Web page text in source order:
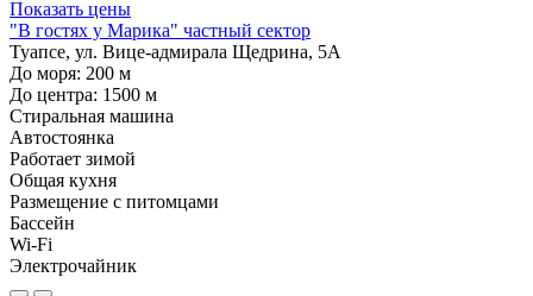
Показать цены
"В гостях у Марика" частный сектор
Туапсе, ул. Вице-адмирала Щедрина, 5А
До моря: 200 м
До центра: 1500 м
Стиральная машина
Автостоянка
Работает зимой
Общая кухня
Размещение с питомцами
Бассейн
Wi-Fi
Электрочайник